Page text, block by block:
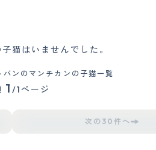
猫はいませんでした。
ンのマンチカンの子猫一覧
1 /1ページ
次の30件へ